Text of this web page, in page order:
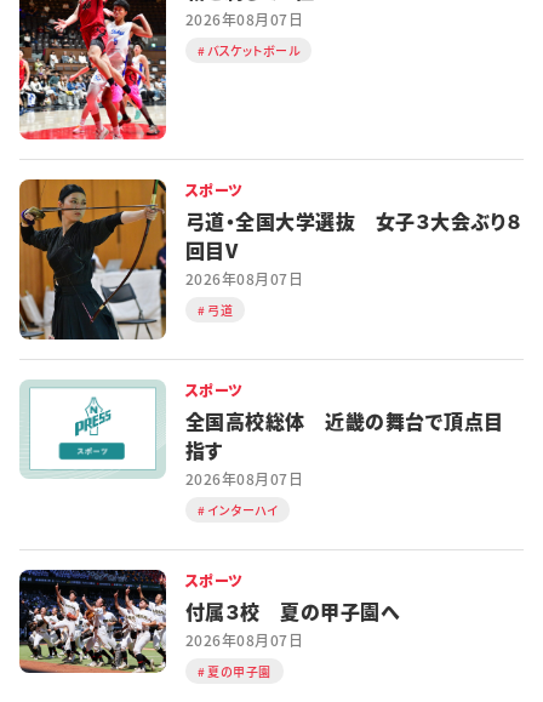
2026年08月07日
バスケットボール
スポーツ
弓道・全国大学選抜 女子３大会ぶり８
回目V
2026年08月07日
弓道
スポーツ
全国高校総体 近畿の舞台で頂点目
指す
2026年08月07日
インターハイ
スポーツ
付属３校 夏の甲子園へ
2026年08月07日
夏の甲子園